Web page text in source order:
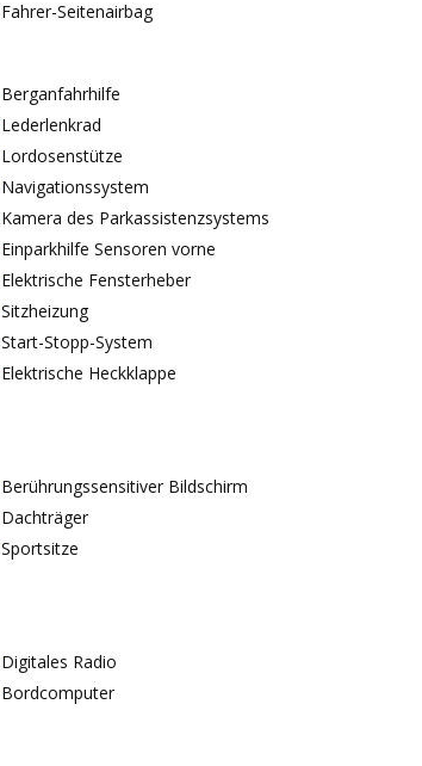
Fahrer-Seitenairbag
Berganfahrhilfe
Lederlenkrad
Lordosenstütze
Navigationssystem
Kamera des Parkassistenzsystems
Einparkhilfe Sensoren vorne
Elektrische Fensterheber
Sitzheizung
Start-Stopp-System
Elektrische Heckklappe
Berührungssensitiver Bildschirm
Dachträger
Sportsitze
Digitales Radio
Bordcomputer